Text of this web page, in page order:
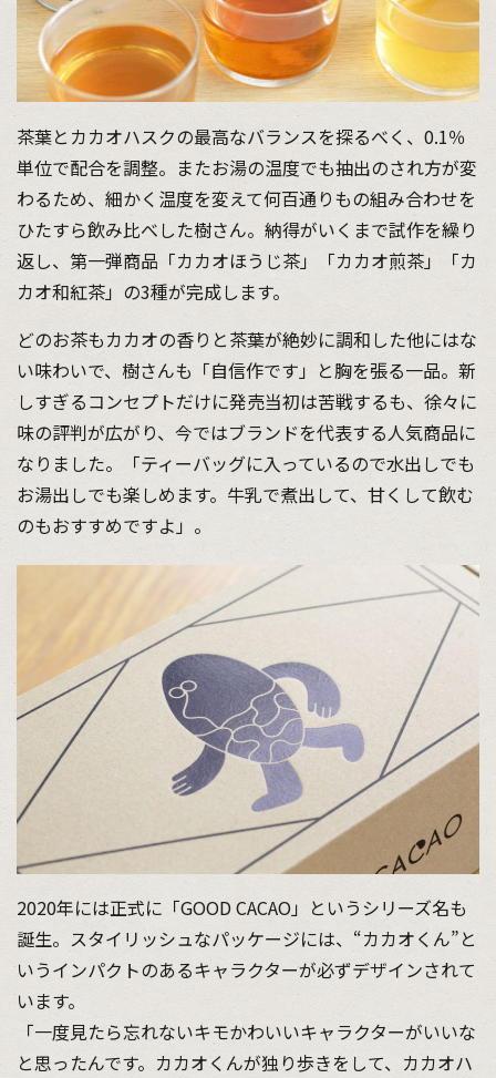
茶葉とカカオハスクの最高なバランスを探るべく、0.1％
単位で配合を調整。またお湯の温度でも抽出のされ方が変
わるため、細かく温度を変えて何百通りもの組み合わせを
ひたすら飲み比べした樹さん。納得がいくまで試作を繰り
返し、第一弾商品「カカオほうじ茶」「カカオ煎茶」「カ
カオ和紅茶」の3種が完成します。
どのお茶もカカオの香りと茶葉が絶妙に調和した他にはな
い味わいで、樹さんも「自信作です」と胸を張る一品。新
しすぎるコンセプトだけに発売当初は苦戦するも、徐々に
味の評判が広がり、今ではブランドを代表する人気商品に
なりました。「ティーバッグに入っているので水出しでも
お湯出しでも楽しめます。牛乳で煮出して、甘くして飲む
のもおすすめですよ」。
2020年には正式に「GOOD CACAO」というシリーズ名も
誕生。スタイリッシュなパッケージには、“カカオくん”と
いうインパクトのあるキャラクターが必ずデザインされて
います。
「一度見たら忘れないキモかわいいキャラクターがいいな
と思ったんです。カカオくんが独り歩きをして、カカオハ